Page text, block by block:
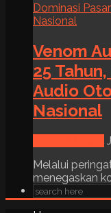
Venom
25
Audio
Nasional
Melalui
menegaskan